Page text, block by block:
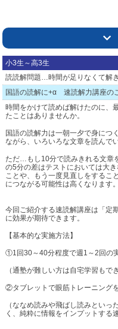
小3生～高3生
読読解問題…時間が足りなくて解
国語の読解に+α 速読解力講座の
時間をかけて読めば解けたのに、
たことはありませんか。
国語の読解力は一朝一夕で身につ
ながら、いろいろな文章を読んで
ただ…もし10分で読みきれる文章
の5分の差はテストにおいては大
ことや、もう一度見直しをするこ
につながる可能性は高くなります。
今回ご紹介する速読解講座は「定
に効果が期待できます。
【基本的な実施方法】
①1回30～40分程度で週1～2回の
（通塾が難しい方は自宅学習もで
②タブレットで眼筋トレーニング
（ななめ読みや飛ばし読みとい
く、純粋に情報をインプットする